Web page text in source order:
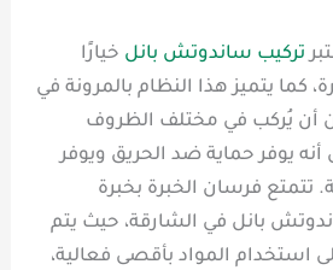
تركيب ساندوتش بانل خيارًا
كما يتميز هذا النظام بالمرونة في
أن يُركب في مختلف الظروف
أنه يوفر حماية ضد الحريق ويوفر
تتمتع فرسان الخبرة بخبرة
بانل في الشارقة، حيث يتم
استخدام المواد بأقصى فعالية،